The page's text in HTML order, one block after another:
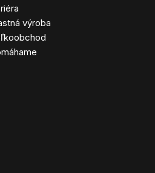
výroba